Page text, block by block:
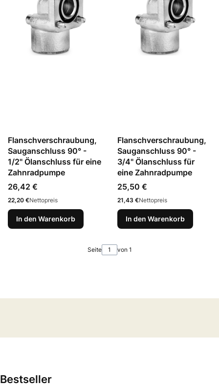
Flanschverschraubung,
Sauganschluss 90° -
1/2" Ölanschluss für eine
Zahnradpumpe
Preis
26,42 €
Preis
22,20 €Nettopreis
In den Warenkorb
Flanschverschraubung,
Sauganschluss 90° -
3/4" Ölanschluss für
eine Zahnradpumpe
Preis
25,50 €
Preis
21,43 €Nettopreis
In den Warenkorb
Seite von 1
Bestseller